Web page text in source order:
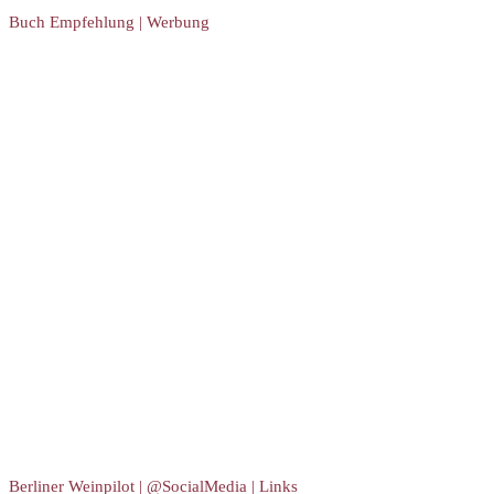
Buch Empfehlung | Werbung
Berliner Weinpilot | @SocialMedia | Links